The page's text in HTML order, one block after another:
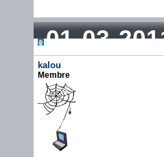
01-03-
kalou
Membre